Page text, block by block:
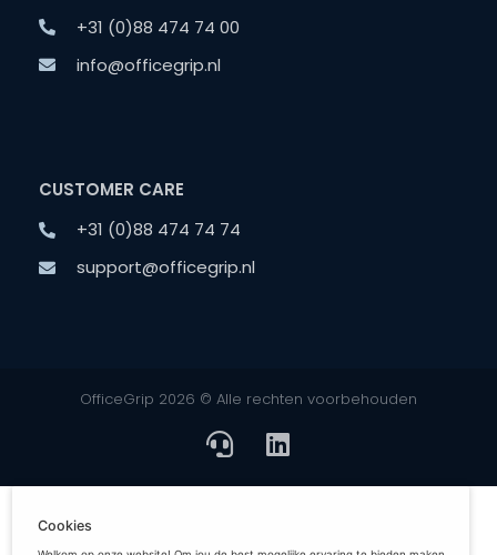
+31 (0)88 474 74 00
info@officegrip.nl
CUSTOMER CARE
+31 (0)88 474 74 74
support@officegrip.nl
OfficeGrip 2026 © Alle rechten voorbehouden